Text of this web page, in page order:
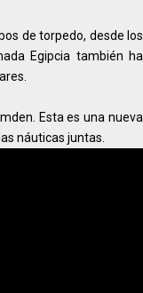
de torpedo, desde los
Egipcia también ha
Esta es una nueva
náuticas juntas.